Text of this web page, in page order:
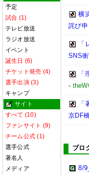
予定
試合 (1)
テレビ放送
ラジオ放送
イベント
誕生日 (6)
チケット発売 (4)
選手出演 (3)
キャンプ
サイト
すべて (10)
ファンサイト (9)
チーム公式 (1)
選手公式
著名人
メディア
横
詫び申
SNS
-
京DF
ブロ
8/